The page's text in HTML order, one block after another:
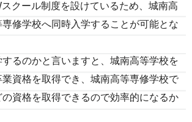
クール制度を設けているため、城南高
修学校へ同時入学することが可能とな
るのかと言いますと、城南高等学校を
資格を取得でき、城南高等専修学校で
資格を取得できるので効率的になるか